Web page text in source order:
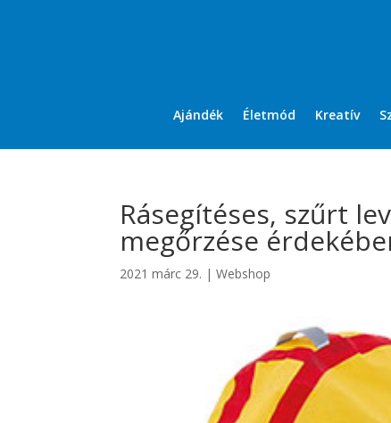
Ajándék Életmód Kreatív
Rásegítéses, szűrt
megőrzése
2021 márc 29. |Webshop